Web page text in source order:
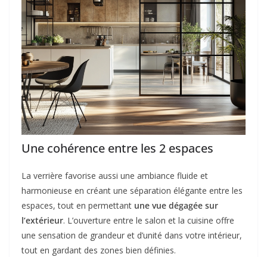
Une cohérence entre les 2 espaces
La verrière favorise aussi une ambiance fluide et
harmonieuse en créant une séparation élégante entre les
espaces, tout en permettant une vue dégagée sur
l’extérieur. L’ouverture entre le salon et la cuisine offre
une sensation de grandeur et d’unité dans votre intérieur,
tout en gardant des zones bien définies.